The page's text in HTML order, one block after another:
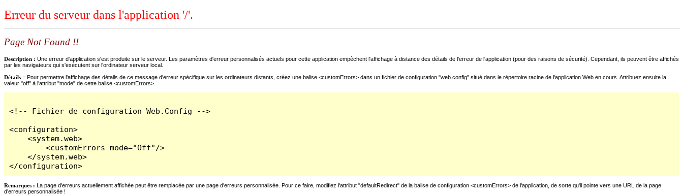
Erreur du serveur dans l'application '/'.
Page Not Found !!
Description : Une erreur d'application s'est produite sur le serveur. Les paramètres d'erreur personnalisés actuels pour cette application empêchent l'affichage à distance des détails de l'erreur de l'application (pour des raisons de sécurité). Cependant, ils peuvent être affichés
par les navigateurs qui s'exécutent sur l'ordinateur serveur local.
Détails = Pour permettre l'affichage des détails de ce message d'erreur spécifique sur les ordinateurs distants, créez une balise <customErrors> dans un fichier de configuration "web.config" situé dans le répertoire racine de l'application Web en cours. Attribuez ensuite la
valeur "off" à l'attribut "mode" de cette balise <customErrors>.
<!-- Fichier de configuration Web.Config -->
<configuration>
    <system.web>
        <customErrors mode="Off"/>
    </system.web>
</configuration>
Remarques : La page d'erreurs actuellement affichée peut être remplacée par une page d'erreurs personnalisée. Pour ce faire, modifiez l'attribut "defaultRedirect" de la balise de configuration <customErrors> de l'application, de sorte qu'il pointe vers une URL de la page
d'erreurs personnalisée !